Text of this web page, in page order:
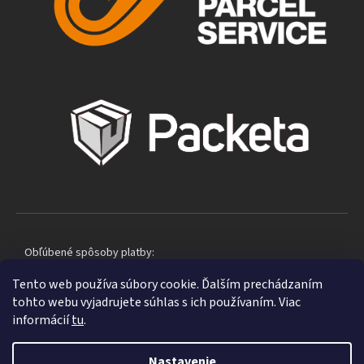
Tento web používa súbory cookie. Ďalším prechádzaním
tohto webu vyjadrujete súhlas s ich používaním. Viac
informáciítu.
Obľúbené spôsoby platby: